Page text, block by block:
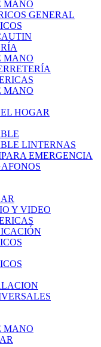
MANO
GENERAL
MANO
MANO
HOGAR
LINTERNAS
EMERGENCIA
Y VIDEO
MANO